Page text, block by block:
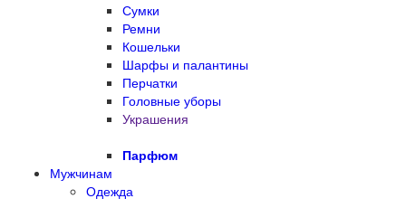
Сумки
Ремни
Кошельки
Шарфы и палантины
Перчатки
Головные уборы
Украшения
Парфюм
Мужчинам
Одежда